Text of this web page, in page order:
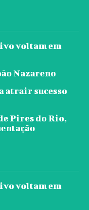
voltam em
Nazareno
atrair sucesso
Pires do Rio,
voltam em